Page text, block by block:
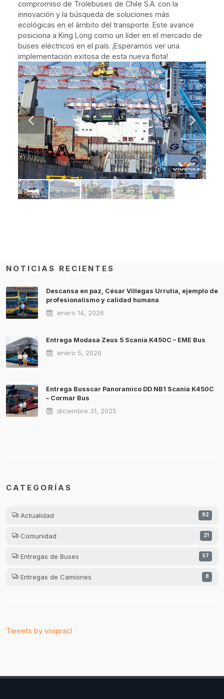
compromiso de Trolebuses de Chile S.A. con la
innovación y la búsqueda de soluciones más
ecológicas en el ámbito del transporte. Este avance
posiciona a King Long como un líder en el mercado de
buses eléctricos en el país. ¡Esperamos ver una
implementación exitosa de esta nueva flota!
NOTICIAS RECIENTES
Descansa en paz, César Villegas Urrutia, ejemplo de
profesionalismo y calidad humana
enero 14, 2026
Entrega Modasa Zeus 5 Scania K450C – EME Bus
enero 5, 2026
Entrega Busscar Panoramico DD NB1 Scania K450C
– Cormar Bus
diciembre 31, 2025
CATEGORÍAS
Actualidad 92
Comunidad 21
Entregas de Buses 57
Entregas de Camiones 8
Tweets by vivipracl